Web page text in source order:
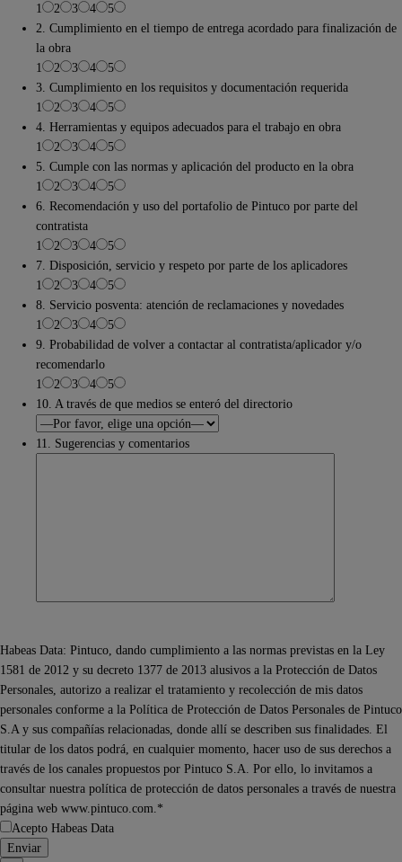
1
2 3 4
5
2. Cumplimiento en el tiempo de entrega acordado para finalización de
la obra
1
2 3 4
5
3. Cumplimiento en los requisitos y documentación requerida
1
2 3 4
5
4. Herramientas y equipos adecuados para el trabajo en obra
1
2 3 4
5
5. Cumple con las normas y aplicación del producto en la obra
1
2 3 4
5
6. Recomendación y uso del portafolio de Pintuco por parte del
contratista
1
2 3 4
5
7. Disposición, servicio y respeto por parte de los aplicadores
1
2 3 4
5
8. Servicio posventa: atención de reclamaciones y novedades
1
2 3 4
5
9. Probabilidad de volver a contactar al contratista/aplicador y/o
recomendarlo
1
2 3 4
5
10. A través de que medios se enteró del directorio
11. Sugerencias y comentarios
Habeas Data: Pintuco, dando cumplimiento a las normas previstas en la Ley
1581 de 2012 y su decreto 1377 de 2013 alusivos a la Protección de Datos
Personales, autorizo a realizar el tratamiento y recolección de mis datos
personales conforme a la Política de Protección de Datos Personales de Pintuco
S.A y sus compañías relacionadas, donde allí se describen sus finalidades. El
titular de los datos podrá, en cualquier momento, hacer uso de sus derechos a
través de los canales propuestos por Pintuco S.A. Por ello, lo invitamos a
consultar nuestra política de protección de datos personales a través de nuestra
página web www.pintuco.com.*
Acepto Habeas Data